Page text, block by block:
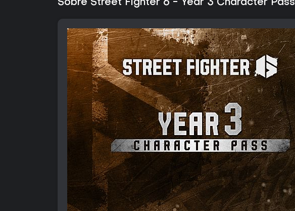
Sobre Street Fighter 6 - Year 3 Character Pass